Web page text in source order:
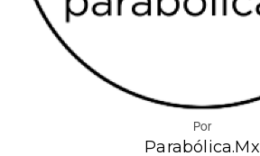
Por
Parabólica.Mx